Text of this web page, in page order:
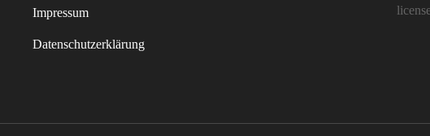
Impressum
Datenschutzerklärung